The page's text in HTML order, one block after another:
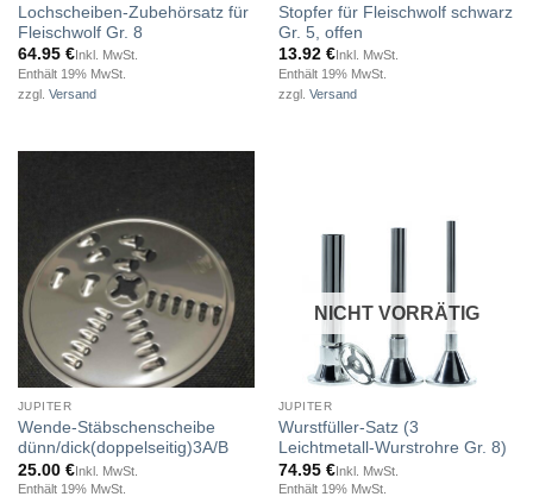
Lochscheiben-Zubehörsatz für
Fleischwolf Gr. 8
64.95 €Inkl. MwSt.
Enthält 19% MwSt.
zzgl. Versand
Stopfer für Fleischwolf schwarz
Gr. 5, offen
13.92 €Inkl. MwSt.
Enthält 19% MwSt.
zzgl. Versand
JUPITER
Wende-Stäbschenscheibe
dünn/dick(doppelseitig)3A/B
25.00 €Inkl. MwSt.
Enthält 19% MwSt.
NICHT VORRÄTIG
JUPITER
Wurstfüller-Satz (3
Leichtmetall-Wurstrohre Gr. 8)
74.95 €Inkl. MwSt.
Enthält 19% MwSt.